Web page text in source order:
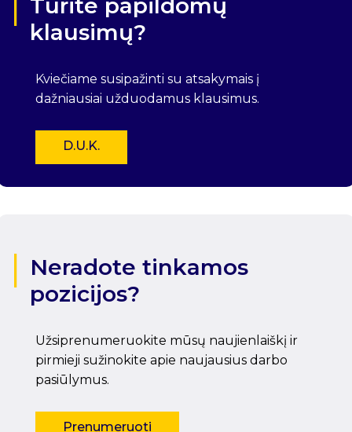
klausimų?
Kviečiame susipažinti su atsakymais į
dažniausiai užduodamus klausimus.
D.U.K.
Neradote tinkamos
pozicijos?
Užsiprenumeruokite mūsų naujienlaiškį ir
pirmieji sužinokite apie naujausius darbo
pasiūlymus.
Prenumeruoti